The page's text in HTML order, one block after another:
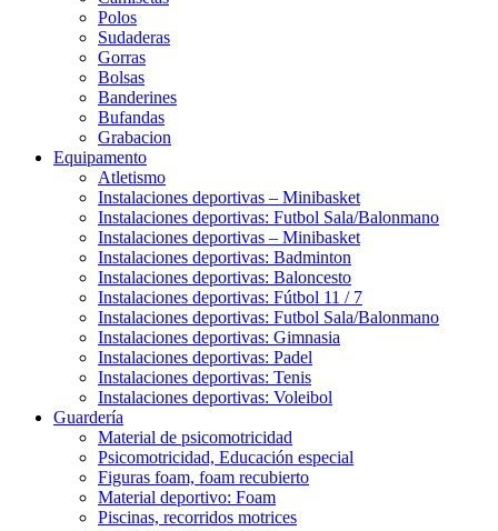
Polos
Sudaderas
Gorras
Bolsas
Banderines
Bufandas
Grabacion
Equipamento
Atletismo
Instalaciones deportivas – Minibasket
Instalaciones deportivas: Futbol Sala/Balonmano
Instalaciones deportivas – Minibasket
Instalaciones deportivas: Badminton
Instalaciones deportivas: Baloncesto
Instalaciones deportivas: Fútbol 11 / 7
Instalaciones deportivas: Futbol Sala/Balonmano
Instalaciones deportivas: Gimnasia
Instalaciones deportivas: Padel
Instalaciones deportivas: Tenis
Instalaciones deportivas: Voleibol
Guardería
Material de psicomotricidad
Psicomotricidad, Educación especial
Figuras foam, foam recubierto
Material deportivo: Foam
Piscinas, recorridos motrices